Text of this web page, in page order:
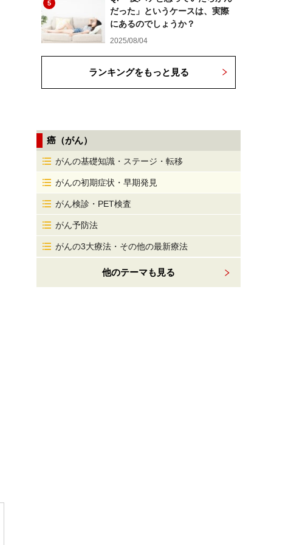
5
だった」というケースは、実際
にあるのでしょうか？
2025/08/04
ランキングをもっと見る
癌（がん）
がんの基礎知識・ステージ・転移
がんの初期症状・早期発見
がん検診・PET検査
がん予防法
がんの3大療法・その他の最新療法
他のテーマも見る